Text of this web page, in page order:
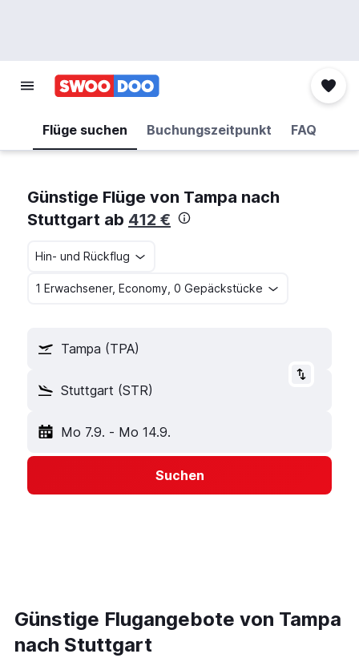
Flüge suchen Buchungszeitpunkt FAQ
Günstige Flüge von Tampa nach
Stuttgart ab 412 €
Hin- und Rückflug
1 Erwachsener, Economy, 0 Gepäckstücke
Tampa (TPA)
Stuttgart (STR)
Mo 7.9. - Mo 14.9.
Suchen
Günstige Flugangebote von Tampa
nach Stuttgart